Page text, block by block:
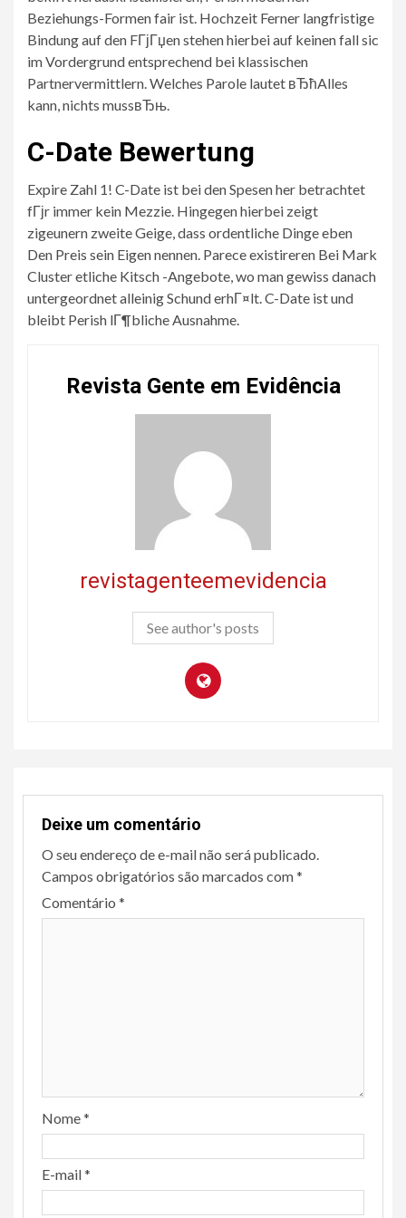
Beziehungs-Formen fair ist. Hochzeit Ferner langfristige
Bindung auf den FГјГџen stehen hierbei auf keinen fall sic
im Vordergrund entsprechend bei klassischen
Partnervermittlern. Welches Parole lautet вЂћAlles
kann, nichts mussвЂњ.
C-Date Bewertung
Expire Zahl 1! C-Date ist bei den Spesen her betrachtet
fГјr immer kein Mezzie. Hingegen hierbei zeigt
zigeunern zweite Geige, dass ordentliche Dinge eben
Den Preis sein Eigen nennen. Parece existireren Bei Mark
Cluster etliche Kitsch -Angebote, wo man gewiss danach
untergeordnet alleinig Schund erhГ¤lt. C-Date ist und
bleibt Perish lГ¶bliche Ausnahme.
Revista Gente em Evidência
revistagenteemevidencia
See author's posts
Deixe um comentário
O seu endereço de e-mail não será publicado.
Campos obrigatórios são marcados com*
Comentário *
Nome*
E-mail*